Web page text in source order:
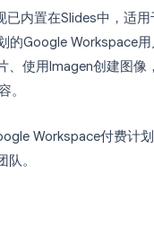
已内置在Slides中，适用
的Google Workspace
、使用Imagen创建图像
。
Workspace付费计
。